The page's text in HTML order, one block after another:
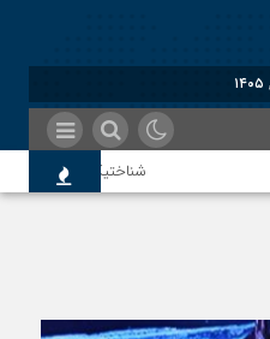
شناختیک| ۸۶ درصد مهاجران حامی ایران در جنگ؛ ۷۵ درصد مهاجران دولت چهاردهم را خیرخواه خود نمی‌دانند